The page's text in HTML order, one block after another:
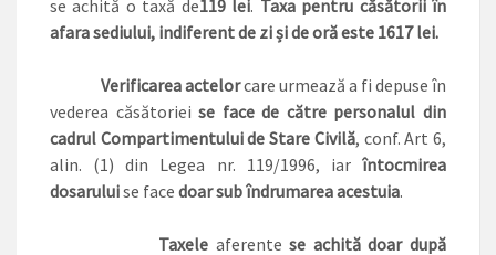
se achită o taxă de119 lei. Taxa pentru căsătorii în
afara sediului, indiferent de zi și de oră este 1617 lei.
Verificarea actelorcare urmează a fi depuse în
vederea căsătorieise face de către personalul din
cadrul Compartimentului de Stare Civilă, conf. Art 6,
alin. (1) din Legea nr. 119/1996, iar întocmirea
dosaruluise face doar sub îndrumarea acestuia.
Taxele aferentese achită doar după